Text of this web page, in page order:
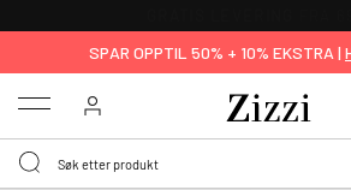
SPAR OPPTIL 50% + 10% EKSTRA |
Menu